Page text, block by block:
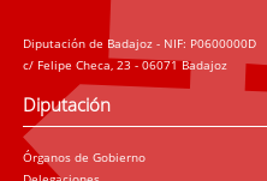
Diputación de Badajoz - NIF: P0600000D
c/ Felipe Checa, 23 - 06071 Badajoz
Diputación
Órganos de Gobierno